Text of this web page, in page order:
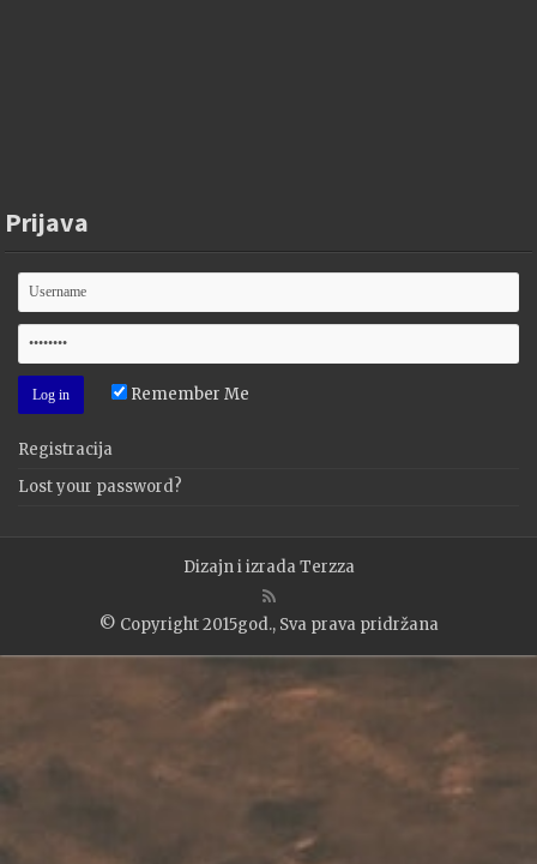
Prijava
Remember Me
Registracija
Lost your password?
Dizajn i izradaTerzza
© Copyright 2015god., Sva prava pridržana
WP2Social Auto PublishPowered By :XYZScripts.com